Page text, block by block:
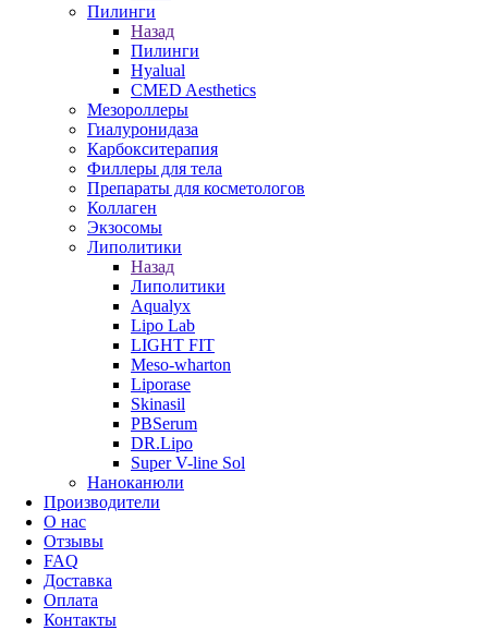
Пилинги
Назад
Пилинги
Hyalual
CMED Aesthetics
Мезороллеры
Гиалуронидаза
Карбокситерапия
Филлеры для тела
Препараты для косметологов
Коллаген
Экзосомы
Липолитики
Назад
Липолитики
Aqualyx
Lipo Lab
LIGHT FIT
Meso-wharton
Liporase
Skinasil
PBSerum
DR.Lipo
Super V-line Sol
Наноканюли
Производители
О нас
Отзывы
FAQ
Доставка
Оплата
Контакты